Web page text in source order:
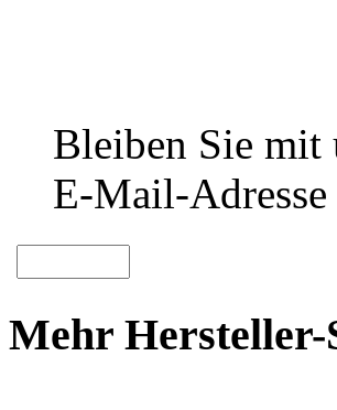
Bleiben Sie mit
E-Mail-
Mehr Hersteller-